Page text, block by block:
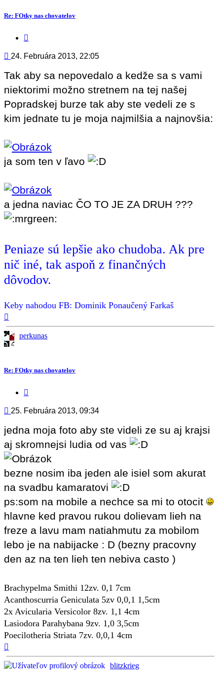
Re: FOtky nas chovatelov
Príspevok
24. Februára 2013, 22:05
Tak aby sa nepovedalo a kedže sa s vami
niektorimi možno stretnem na tej našej
Popradskej burze tak aby ste vedeli ze s
kim jednate tu je moja najmilšia a najnovšia:
ja som ten v ľavo
a jedna naviac ČO TO JE ZA DRUH ???
Peniaze sú lepšie ako chudoba. Ak pre
nič iné, tak aspoň z finančných
dôvodov.
Keby nahodou FB: Dominik Ponaučený Farkaš
perkunas
Re: FOtky nas chovatelov
Príspevok
25. Februára 2013, 09:34
jedna moja foto aby ste videli ze su aj krajsi
aj skromnejsi ludia od vas
bezne nosim iba jeden ale isiel som akurat
na svadbu kamaratovi
ps:som na mobile a nechce sa mi to otocit
hlavne ked pravou rukou dolievam lieh na
freze a lavu mam natiahmutu za mobilom
lebo je na nabijacke : D (bezny pracovny
den az na ten lieh ten nebiva casto )
Brachypelma Smithi 12zv. 0,1 7cm
Acanthoscurria Geniculata 5zv 0,0,1 1,5cm
2x Avicularia Versicolor 8zv. 1,1 4cm
Lasiodora Parahybana 9zv. 1,0 3,5cm
Poecilotheria Striata 7zv. 0,0,1 4cm
blitzkrieg